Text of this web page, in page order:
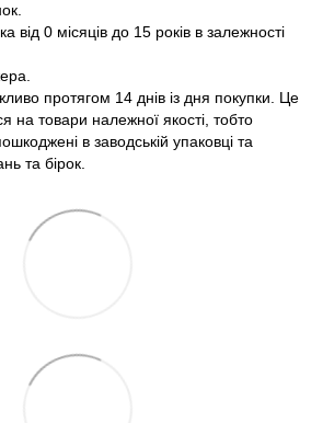
від 0 місяців до 15 років в залежності
протягом 14 днів із дня покупки. Це
на товари належної якості, тобто
в заводській упаковці та
та бірок.